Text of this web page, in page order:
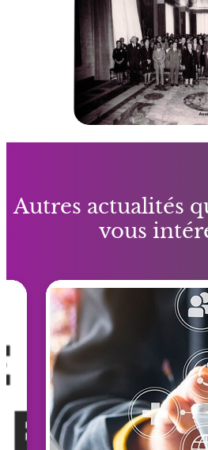
Autres actualités
vous